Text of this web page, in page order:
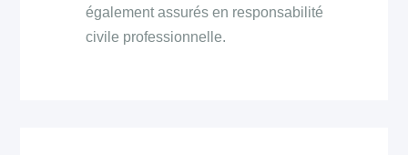
également assurés en responsabilité
civile professionnelle.